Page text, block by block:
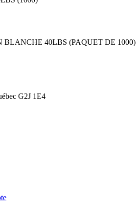
40LBS (PAQUET DE 1000)
G2J 1E4